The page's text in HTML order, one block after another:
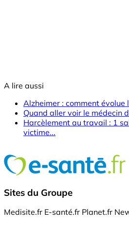
A lire aussi
Alzheimer : comment évolue
Quand aller voir le médecin
Harcèlement au travail : 1
victime...
Sites du Groupe
Medisite.fr E-santé.fr Planet.fr